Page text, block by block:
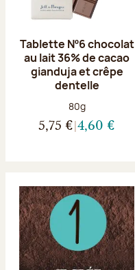
Tablette Nº6 chocolat
au lait 36% de cacao
gianduja et crêpe
dentelle
Poids net :
80g
5,75 € 4,60 €